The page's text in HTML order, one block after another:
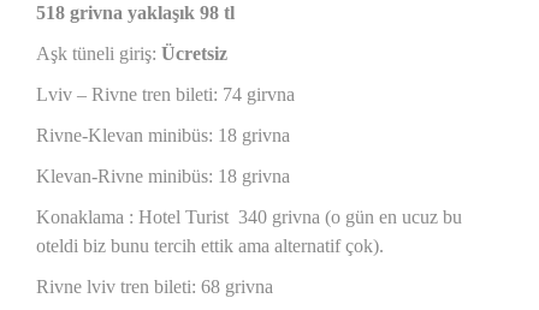
518 grivna yaklaşık 98 tl
Aşk tüneli giriş: Ücretsiz
Lviv – Rivne tren bileti: 74 girvna
Rivne-Klevan minibüs: 18 grivna
Klevan-Rivne minibüs: 18 grivna
Konaklama : Hotel Turist 340 grivna (o gün en ucuz bu
oteldi biz bunu tercih ettik ama alternatif çok).
Rivne lviv tren bileti: 68 grivna